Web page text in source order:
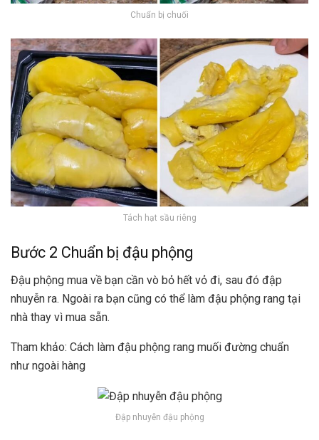
Chuẩn bị chuối
Tách hạt sầu riêng
Bước 2 Chuẩn bị đậu phộng
Đậu phộng mua về bạn cần vò bỏ hết vỏ đi, sau đó đập
nhuyễn ra. Ngoài ra bạn cũng có thể làm đậu phộng rang tại
nhà thay vì mua sẵn.
Tham khảo: Cách làm đậu phộng rang muối đường chuẩn
như ngoài hàng
Đập nhuyễn đậu phộng